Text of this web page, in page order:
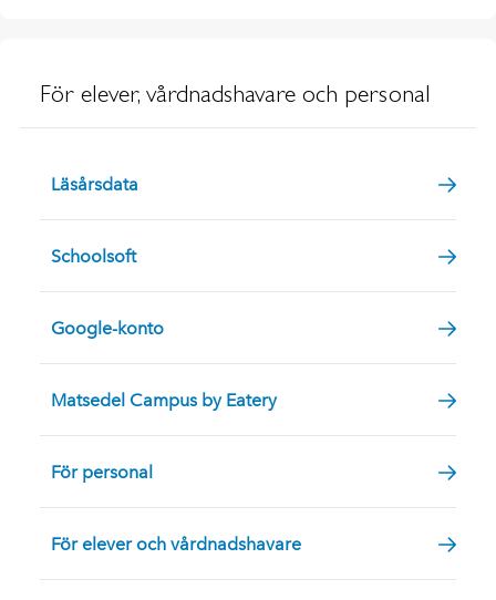
För elever, vårdnadshavare och personal
Läsårsdata
Schoolsoft
Google-konto
Matsedel Campus by Eatery
För personal
För elever och vårdnadshavare